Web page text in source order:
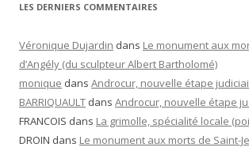
LES DERNIERS COMMENTAIRES
Véronique Dujardin dans Le monument aux
d’Angély (du sculpteur Albert Bartholomé)
monique dans Androcur, nouvelle étape
BARRIQUAULT dans Androcur, nouvelle étape
FRANCOIS dans La grimolle, spécialité locale
DROIN dans Le monument aux morts de Saint-